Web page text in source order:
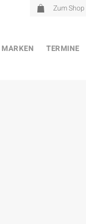
Zum Shop
MARKEN TERMINE